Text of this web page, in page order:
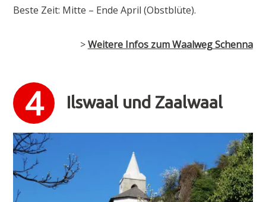
Beste Zeit: Mitte – Ende April (Obstblüte).
>Weitere Infos zum Waalweg Schenna
Ilswaal und Zaalwaal